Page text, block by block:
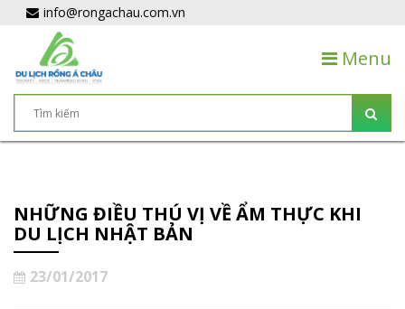
info@rongachau.com.vn
Menu
NHỮNG ĐIỀU THÚ VỊ VỀ ẨM THỰC KHI
DU LỊCH NHẬT BẢN
23/01/2017